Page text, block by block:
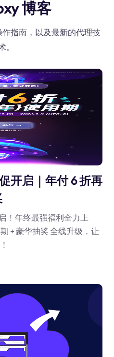
博客
指南，以及最新的代理技
。
开启｜年付 6 折再
！年终最强福利全力上
+ 豪华抽奖 全线升级，让